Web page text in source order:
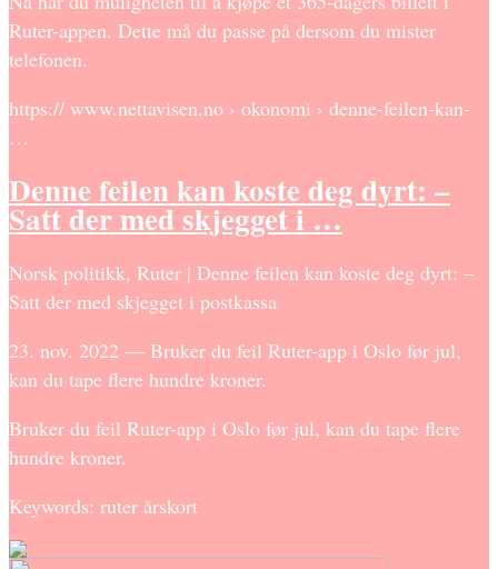
Ruter-appen. Dette må du passe på dersom du mister
telefonen.
https:// www.nettavisen.no › okonomi › denne-feilen-kan-
…
Denne feilen kan koste deg dyrt: –
Satt der med skjegget i …
Norsk politikk, Ruter | Denne feilen kan koste deg dyrt: –
Satt der med skjegget i postkassa
23. nov. 2022 — Bruker du feil Ruter-app i Oslo før jul,
kan du tape flere hundre kroner.
Bruker du feil Ruter-app i Oslo før jul, kan du tape flere
hundre kroner.
Keywords: ruter årskort